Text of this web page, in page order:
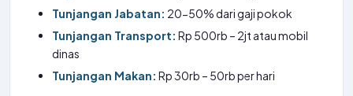
Tunjangan Jabatan: 20-50% dari gaji pokok
Tunjangan Transport: Rp 500rb – 2jt atau mobil
dinas
Tunjangan Makan: Rp 30rb – 50rb per hari